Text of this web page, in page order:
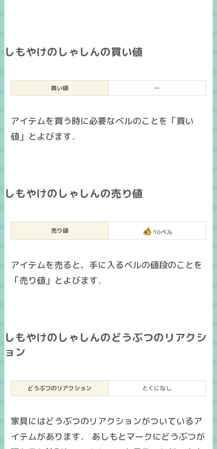
しもやけのしゃしんの買い値
買い値 ー
アイテムを買う時に必要なベルのことを「買い
値」とよびます．
しもやけのしゃしんの売り値
売り値 10ベル
アイテムを売ると、手に入るベルの値段のことを
「売り値」とよびます．
しもやけのしゃしんのどうぶつのリアクシ
ョン
どうぶつのリアクション とくになし
家具にはどうぶつのリアクションがついているア
イテムがあります． あしもとマークにどうぶつが